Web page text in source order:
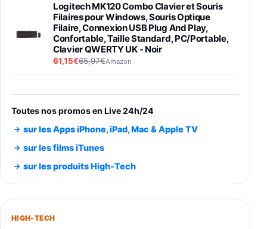
Logitech MK120 Combo Clavier et Souris
Filaires pour Windows, Souris Optique
Filaire, Connexion USB Plug And Play,
Confortable, Taille Standard, PC/Portable,
Clavier QWERTY UK - Noir
61,15€65,97€Amazon
entraénement direct 3 vitesses (33-45-78
trs/min) avec pre-ampli intégré et port USB
Smartphone SAMSUNG Galaxy S26 Ultra
891,99€1199€Fnac (Vendeur Tiers)
Smartphone SAMSUNG Galaxy S26+ Violet
749,99€
Toutes nos promos en Live 24h/24
sur les Apps iPhone, iPad, Mac & Apple TV
sur les films iTunes
sur les produits High-Tech
HIGH-TECH